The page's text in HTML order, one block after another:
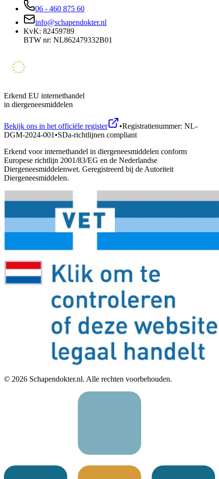
06 - 460 875 60
info@schapendokter.nl
KvK: 82459789
BTW nr: NL862479332B01
Erkend EU internethandel
in diergeneesmiddelen
Bekijk ons in het officiële register •Registratienummer: NL-
DGM-2024-001 •SDa-richtlijnen compliant
Erkend voor internethandel in diergeneesmiddelen conform
Europese richtlijn 2001/83/EG en de Nederlandse
Diergeneesmiddelenwet. Geregistreerd bij de Autoriteit
Diergeneesmiddelen.
© 2026 Schapendokter.nl. Alle rechten voorbehouden.